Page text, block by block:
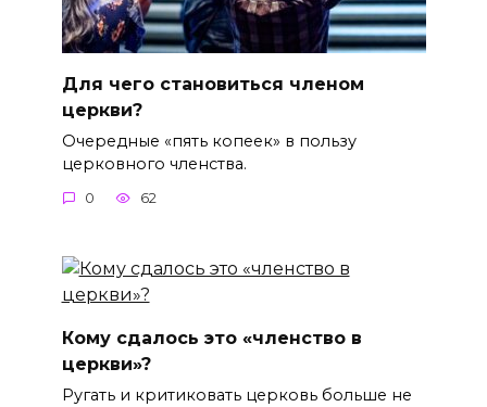
Для чего становиться членом
церкви?
Очередные «пять копеек» в пользу
церковного членства.
0 62
Кому сдалось это «членство в
церкви»?
Ругать и критиковать церковь больше не